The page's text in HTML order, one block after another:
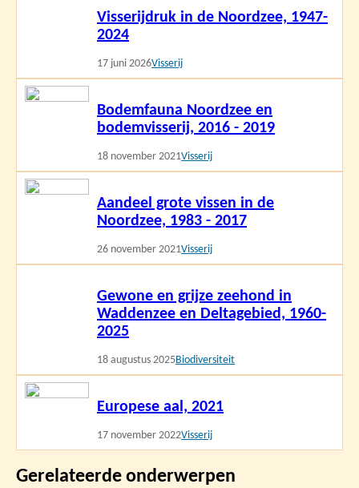
Visserijdruk in de Noordzee, 1947-
2024
17 juni 2026Visserij
Bodemfauna Noordzee en
bodemvisserij, 2016 - 2019
18 november 2021Visserij
Lees
Aandeel grote vissen in de
Noordzee, 1983 - 2017
26 november 2021Visserij
Lees
Gewone en grijze zeehond in
Waddenzee en Deltagebied, 1960-
2025
18 augustus 2025Biodiversiteit
Europese aal, 2021
17 november 2022Visserij
Lees
Gerelateerde onderwerpen